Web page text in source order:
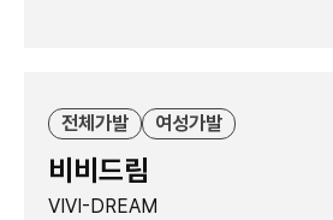
전체가발 여성가발
비비드림
VIVI-DREAM